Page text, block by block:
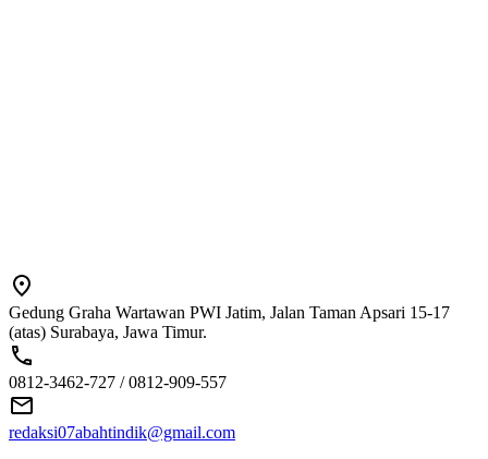
Gedung Graha Wartawan PWI Jatim, Jalan Taman Apsari 15-17
(atas) Surabaya, Jawa Timur.
0812-3462-727 / 0812-909-557
redaksi07abahtindik@gmail.com